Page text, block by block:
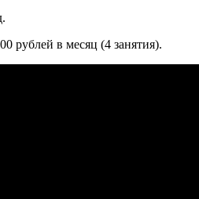
рублей в месяц (4 занятия).